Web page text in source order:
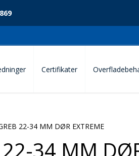
Certifikater
22-34 MM DØR EXTREME
34 MM